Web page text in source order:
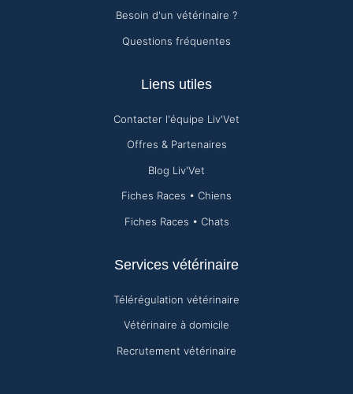
Besoin d'un vétérinaire ?
Questions fréquentes
Liens utiles
Contacter l'équipe Liv'Vet
Offres & Partenaires
Blog Liv'Vet
Fiches Races • Chiens
Fiches Races • Chats
Services vétérinaire
Télérégulation vétérinaire
Vétérinaire à domicile
Recrutement vétérinaire